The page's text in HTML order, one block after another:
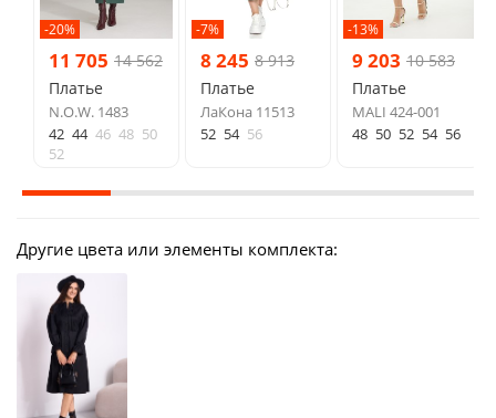
-20%
11 705 14 562
Платье
N.O.W. 1483
42 44 46 48 50
52
-7%
8 245 8 913
Платье
ЛаКона 11513
52 54 56
-13%
9 203 10 583
Платье
MALI 424-001
48 50 52 54 56
Другие цвета или элементы комплекта: